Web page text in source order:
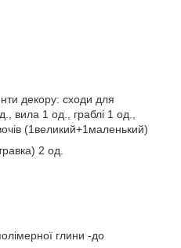
декору: сходи для
вила 1 од., граблі 1 од.,
(1великий+1маленький)
2 од.
глини -до